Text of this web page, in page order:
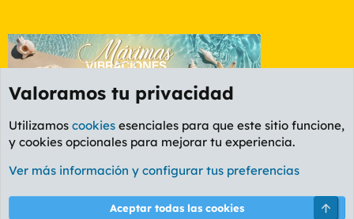
Foro General
Cookies
PL OLDSTYLE AMARILLO
Términos y reglas Política de privacidad Ayuda
Valoramos tu privacidad
Utilizamos cookies esenciales para que este sitio funcione,
y cookies opcionales para mejorar tu experiencia.
Ver más información y configurar tus preferencias
Aceptar todas las cookies